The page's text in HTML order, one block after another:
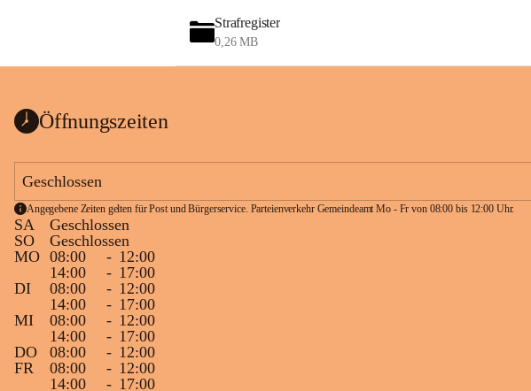
Strafregister
0,26 MB
Öffnungszeiten
Geschlossen
Angegebene Zeiten gelten für Post und Bürgerservice. Parteienverkehr Gemeindeamt Mo - Fr von 08:00 bis 12:00 Uhr.
SA
Geschlossen
SO
Geschlossen
MO 08:00 - 12:00
14:00
- 17:00
DI
08:00 - 12:00
14:00
- 17:00
MI
08:00 - 12:00
14:00
- 17:00
DO
08:00 - 12:00
FR
08:00 - 12:00
14:00
- 17:00